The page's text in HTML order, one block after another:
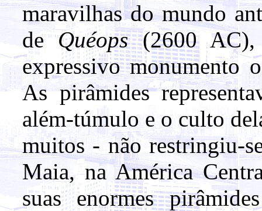
maravilhas do mundo
deQuéops(2600
expressivo monumento
As pirâmides
além-túmulo e o culto
muitos - não restringiu-
Maia, na América
suas enormes